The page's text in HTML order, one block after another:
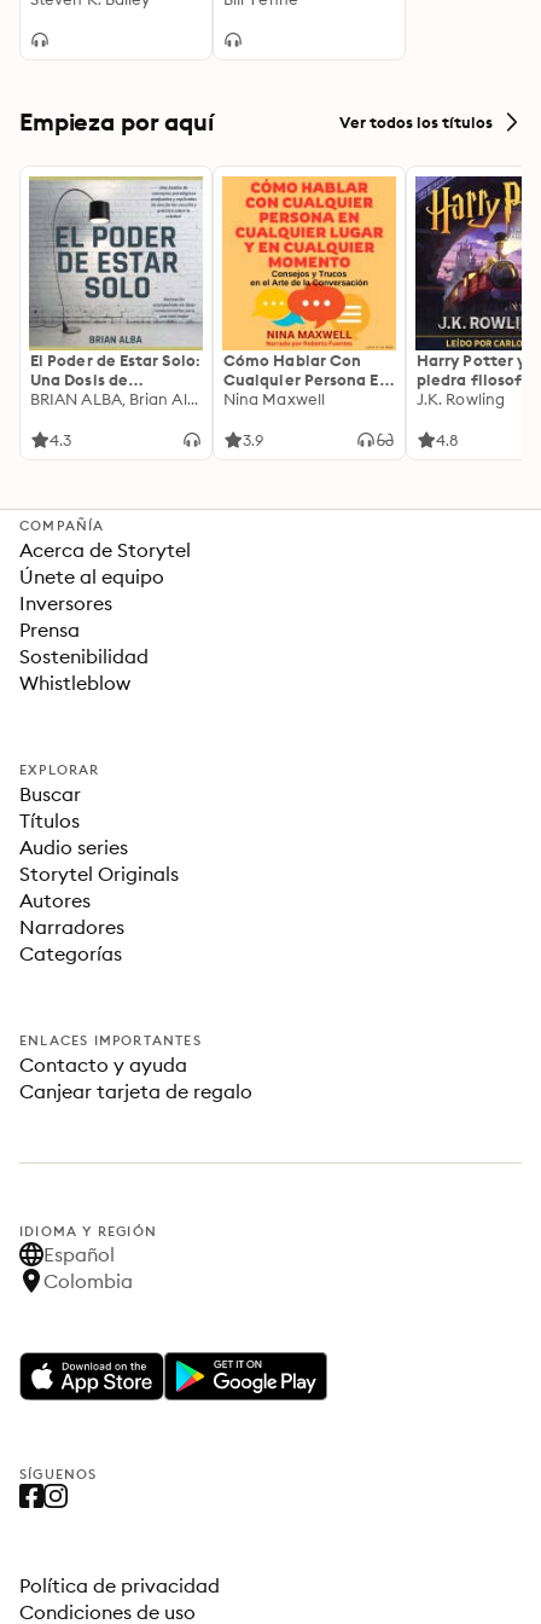
Empieza por aquí Ver todos los títulos
El Poder de Estar Solo:
Una Dosis de
Motivación
Ideas Revolucionarias
BRIAN ALBA, Brian Alba
4.3
Cómo Hablar Con
Cualquier Persona En
Cualquier Lugar Y En
Nina Maxwell
3.9
Harry Potter y
piedra filosofal
J.K. Rowling
4.8
COMPAÑÍA
Acerca de Storytel
Únete al equipo
Inversores
Prensa
Sostenibilidad
Whistleblow
EXPLORAR
Buscar
Títulos
Audio series
Storytel Originals
Autores
Narradores
Categorías
ENLACES IMPORTANTES
Contacto y ayuda
Canjear tarjeta de regalo
IDIOMA Y REGIÓN
Español
Colombia
SÍGUENOS
Política de privacidad
Condiciones de uso